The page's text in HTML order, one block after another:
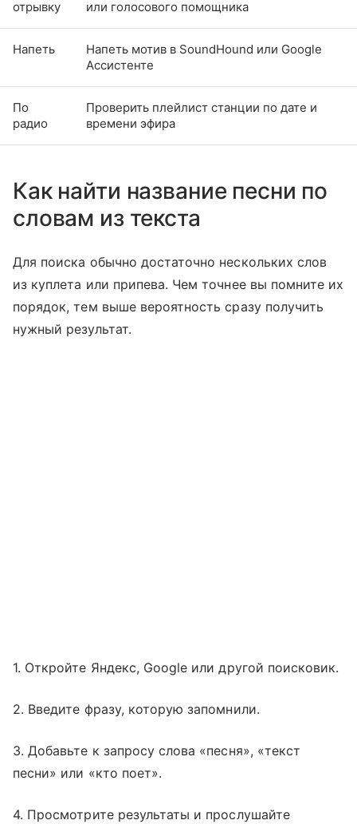
отрывку или голосового помощника
Напеть
Напеть мотив в SoundHound или Google
Ассистенте
По
радио
Проверить плейлист станции по дате и
времени эфира
Как найти название песни по
словам из текста
Для поиска обычно достаточно нескольких слов
из куплета или припева. Чем точнее вы помните их
порядок, тем выше вероятность сразу получить
нужный результат.
1. Откройте Яндекс, Google или другой поисковик.
2. Введите фразу, которую запомнили.
3. Добавьте к запросу слова «песня», «текст
песни» или «кто поет».
4. Просмотрите результаты и прослушайте